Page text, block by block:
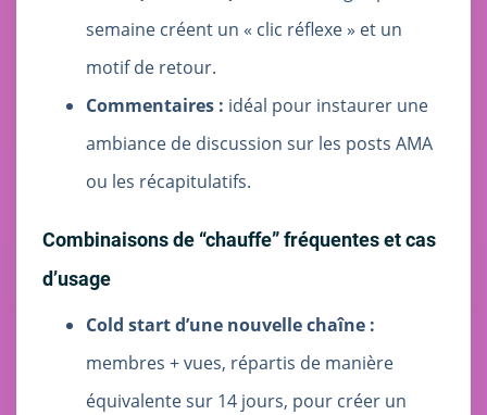
semaine créent un « clic réflexe » et un
motif de retour.
Commentaires : idéal pour instaurer une
ambiance de discussion sur les posts AMA
ou les récapitulatifs.
Combinaisons de “chauffe” fréquentes et cas
d’usage
Cold start d’une nouvelle chaîne :
membres + vues, répartis de manière
équivalente sur 14 jours, pour créer un